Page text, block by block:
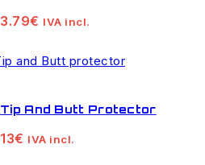
3.79€ IVA incl.
Tip And Butt Protector
13€ IVA incl.